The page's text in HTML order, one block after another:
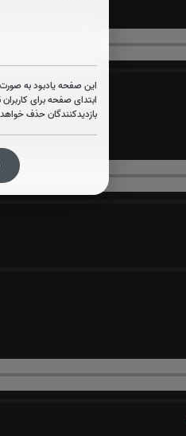
این صفحه یادبود به
ابتدای صفحه برای
بازدیدکنندگان حذف